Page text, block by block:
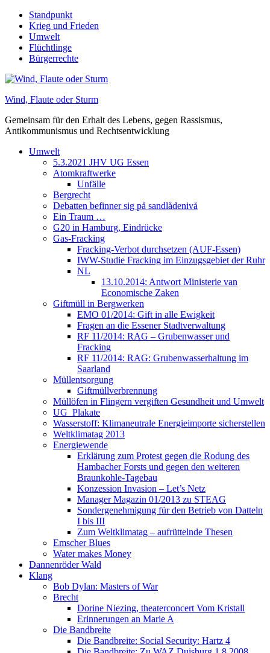
Skip
content
Standpunkt
Krieg und Frieden
Umwelt
Flüchtlinge
Bürgerrechte
Wind, Flaute oder Sturm
Gemeinsam für den Erhalt des Lebens, gegen Rassismus,
Antikommunismus und Rechtsentwicklung
Umwelt
5.3.2021 JHV UG Essen
Atomkraftwerke
Unfälle
Bergrecht
Debatten befinner sig på sandlådenivå
Ein Traum …
G20 in Hamburg, Eindrücke
Gas-Fracking
Fracking-Verbot durchsetzen (AUF-Essen)
IWW-Studie Fracking im Einzugsgebiet der Ruhr
NL
13.10.2014: Antwort Ministerie van
Economische Zaken
Giftmüll in Bergwerken
EMO 01/2014: Gift in alle Ewigkeit
Fragen an die Essener Stadtverwaltung
RF 11/2014: RAG – Grubenwasser und
Fracking
RF 11/2014: RAG: Grubenwasserhaltung im
Saarland
Müllentsorgung
Giftmüllverbrennung
Müllöfen in Flingern vergiften Gesundheit und Umwelt
UG_Plakate
Wasserstoff: Klimaneutrale Energieimporte sicherstellen
Weltklimatag 2013
Energiewende
Erklärung zum Protest gegen die Rodung des
Hambacher Forsts und gegen den weiteren
Braunkohle-Tagebau
Konzession Invasion – Let’s Netz
Manager Magazin 01/2013 zu STEAG
Sondergenehmigung für den Betrieb von Datteln
I bis III
Zum Weltklimatag – aufrüttelnde Thesen
Emscher Blues
Water makes Money
Dannenröder Wald
Klang
Bob Dylan: Masters of War
Brecht
Dorine Niezing, theaterconcert Vom Kristall
Erinnerungen an Marie A
Die Bandbreite
Die Bandbreite: Social Security: Hartz 4